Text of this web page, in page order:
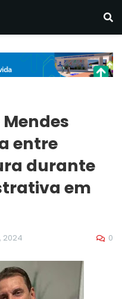
entre
durante
em
2024 0